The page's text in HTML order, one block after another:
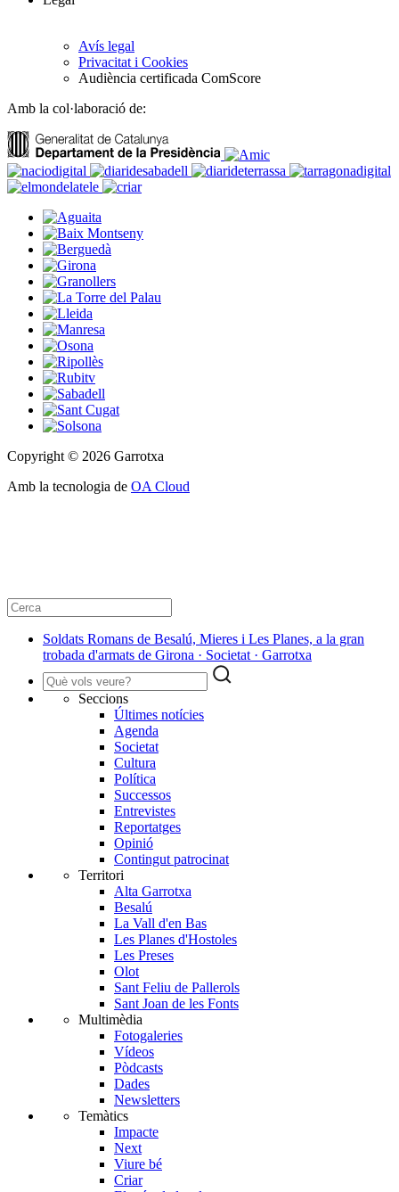
Avís legal
Privacitat i Cookies
Audiència certificada ComScore
Amb la col·laboració de:
Copyright © 2026 Garrotxa
Amb la tecnologia de OA Cloud
Soldats Romans de Besalú, Mieres i Les Planes, a la gran
trobada d'armats de Girona · Societat · Garrotxa
Seccions
Últimes notícies
Agenda
Societat
Cultura
Política
Successos
Entrevistes
Reportatges
Opinió
Contingut patrocinat
Territori
Alta Garrotxa
Besalú
La Vall d'en Bas
Les Planes d'Hostoles
Les Preses
Olot
Sant Feliu de Pallerols
Sant Joan de les Fonts
Multimèdia
Fotogaleries
Vídeos
Pòdcasts
Dades
Newsletters
Temàtics
Impacte
Next
Viure bé
Criar